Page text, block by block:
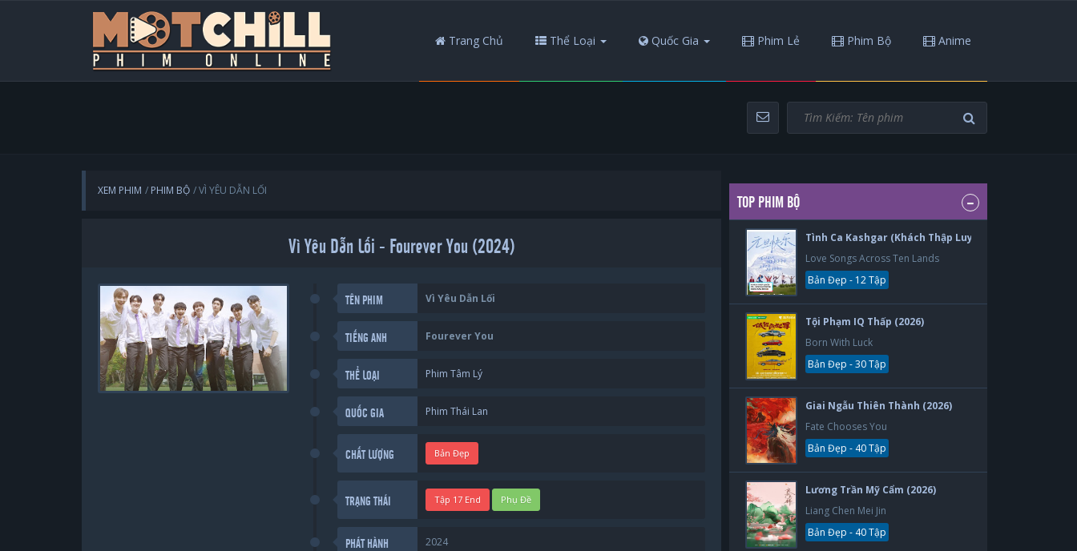
Trang Chủ Thể Loại Quốc Gia Phim Lẻ Phim Bộ Anime
XEM PHIM PHIM BỘ VÌ YÊU DẪN LỐI
Vì Yêu Dẫn Lối - Fourever You (2024)
TÊN PHIM Vì Yêu Dẫn Lối
TIẾNG ANH Fourever You
THỂ LOẠI Phim Tâm Lý
QUỐC GIA Phim Thái Lan
CHẤT LƯỢNG Bản Đẹp
TRẠNG THÁI Tập 17 End Phụ Đề
PHÁT HÀNH 2024
TOP PHIM BỘ
Tình Ca Kashgar (Khách Thập Luyến Ca) (2026)
Love Songs Across Ten Lands
Bản Đẹp - 12 Tập
Tội Phạm IQ Thấp (2026)
Born With Luck
Bản Đẹp - 30 Tập
Giai Ngẫu Thiên Thành (2026)
Fate Chooses You
Bản Đẹp - 40 Tập
Lương Trần Mỹ Cẩm (2026)
Liang Chen Mei Jin
Bản Đẹp - 40 Tập